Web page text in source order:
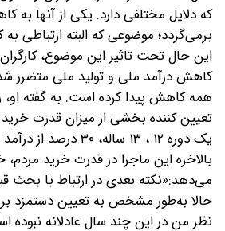
که دلایل مختلفی دارد. یکی از آنها به
برمی‌گردد؛ موضوعی که البته ارتباطی به
این حال تحت تاثیر این موضوع،
کاهش درآمد ملی و تولید ملی متضرر
همه کاهش پیدا کرده است. به گفته
تعیین کننده بخشی از میزان قدرت
یک دوره ۱۲ ، ۱۳ ساله،
بالاخره این ماجرا در قدرت خرید
می‌دهد:«نکته بعدی در ارتباط با
حالا به‌طور مشخص به تعیین دستمزد